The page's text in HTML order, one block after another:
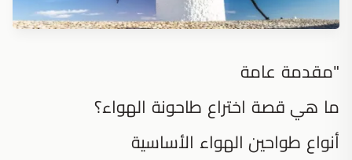
"مقدمة عامة
ما هي قصة اختراع طاحونة الهواء؟
أنواع طواحين الهواء الأساسية